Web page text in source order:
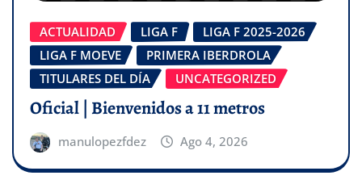
ACTUALIDAD LIGA F
LIGA F 2025-2026
LIGA F MOEVE
PRIMERA IBERDROLA
TITULARES DEL DÍA
UNCATEGORIZED
Oficial | Bienvenidos a 11 metros
manulopezfdez Ago 4, 2026